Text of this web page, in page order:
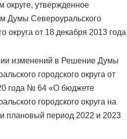
округе, утвержденное
Думы Североуральского
округа от 18 декабря 2013 года
изменений в Решение Думы
городского округа от
года № 64 «О бюджете
городского округа на
плановый период 2022 и 2023